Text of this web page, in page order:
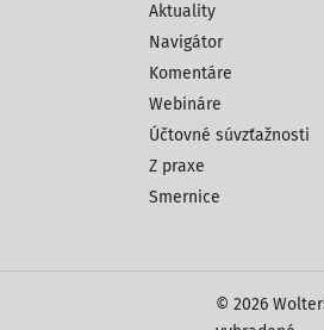
Aktuality
Navigátor
Komentáre
Webináre
Účtovné súvzťažnosti
Z praxe
Smernice
© 2026